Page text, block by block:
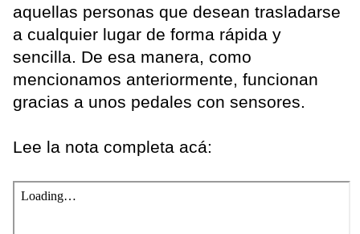
aquellas personas que desean trasladarse
a cualquier lugar de forma rápida y
sencilla. De esa manera, como
mencionamos anteriormente, funcionan
gracias a unos pedales con sensores.
Lee la nota completa acá: